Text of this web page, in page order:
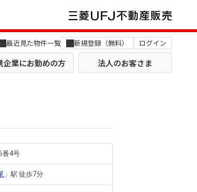
最近見た物件一覧 新規登録（無料） ログイン
企業にお勤めの方 法人のお客さま
土地を探す
AI不動産査定
のご案内（関西）
Way
番4号
」駅 徒歩7分